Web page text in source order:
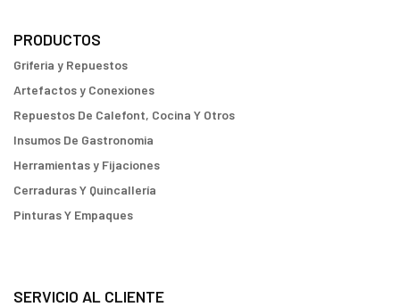
PRODUCTOS
Griferia y Repuestos
Artefactos y Conexiones
Repuestos De Calefont, Cocina Y Otros
Insumos De Gastronomia
Herramientas y Fijaciones
Cerraduras Y Quincallería
Pinturas Y Empaques
SERVICIO AL CLIENTE